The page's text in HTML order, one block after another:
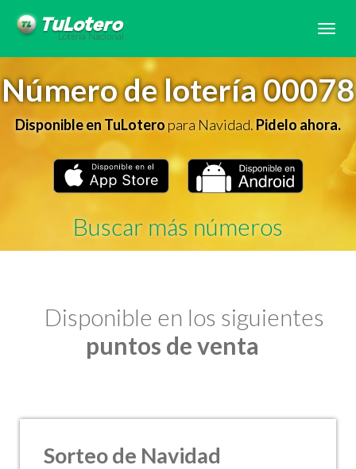
Número de lotería 00078
Disponible en TuLoteropara Navidad.Pidelo ahora.
Buscar más números
Disponible en los siguientes
puntos de venta
Sorteo de Navidad